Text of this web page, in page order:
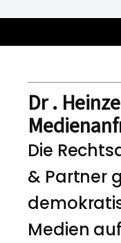
Dr .
Die
& Partner
Medien